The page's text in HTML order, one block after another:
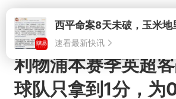
速看最新快讯
利物浦本赛季英超
球队只拿到1分，